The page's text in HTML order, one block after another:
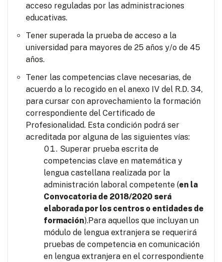
acceso reguladas por las administraciones
educativas.
Tener superada la prueba de acceso a la
universidad para mayores de 25 años y/o de 45
años.
Tener las competencias clave necesarias, de
acuerdo a lo recogido en el anexo IV del R.D. 34,
para cursar con aprovechamiento la formación
correspondiente del Certificado de
Profesionalidad. Esta condición podrá ser
acreditada por alguna de las siguientes vías:
Superar prueba escrita de
competencias clave en matemática y
lengua castellana realizada por la
administración laboral competente (en la
Convocatoria de 2018/2020 será
elaborada por los centros o entidades de
formación).Para aquellos que incluyan un
módulo de lengua extranjera se requerirá
pruebas de competencia en comunicación
en lengua extranjera en el correspondiente